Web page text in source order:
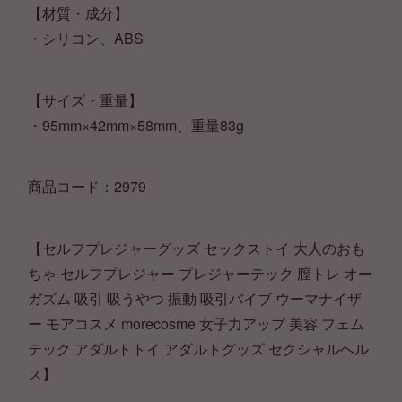
【材質・成分】
・シリコン、ABS
【サイズ・重量】
・95mm×42mm×58mm、重量83g
商品コード：2979
【セルフプレジャーグッズ セックストイ 大人のおも
ちゃ セルフプレジャー プレジャーテック 膣トレ オー
ガズム 吸引 吸うやつ 振動 吸引バイブ ウーマナイザ
ー モアコスメ morecosme 女子力アップ 美容 フェム
テック アダルトトイ アダルトグッズ セクシャルヘル
ス】